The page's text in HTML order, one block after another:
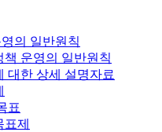
의 일반원칙
책 운영의 일반원칙
대한 상세 설명자료
표
제